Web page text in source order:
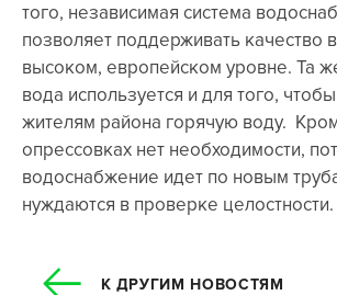
того, независимая система
позволяет поддерживать качество
высоком, европейском уровне. Та
вода используется и для того,
жителям района горячую воду.
опрессовках нет необходимости,
водоснабжение идет по новым
нуждаются в проверке целостности.
К ДРУГИМ НОВОСТЯМ